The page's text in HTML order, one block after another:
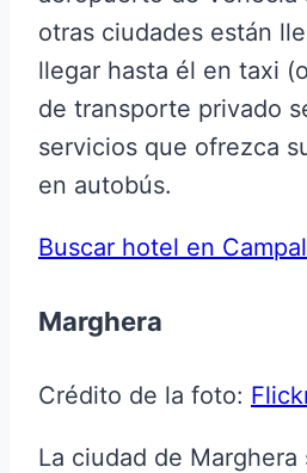
otras ciudades están
llegar hasta él en taxi
de transporte privado
servicios que ofrezca
en autobús.
Buscar hotel en
Marghera
Crédito de la foto:
La ciudad de Marghera